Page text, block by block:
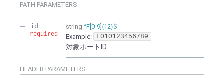
PATH PARAMETERS
id
required
string ^F[0-9]{12}$
Example:
F010123456789
対象ポートID
HEADER PARAMETERS